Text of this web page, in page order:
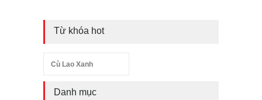
Từ khóa hot
Cù Lao Xanh
Danh mục